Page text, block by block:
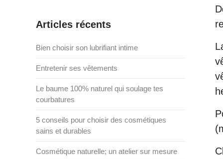
Articles récents
Bien choisir son lubrifiant intime
Entretenir ses vêtements
Le baume 100% naturel qui soulage tes
courbatures
5 conseils pour choisir des cosmétiques
sains et durables
Cosmétique naturelle; un atelier sur mesure